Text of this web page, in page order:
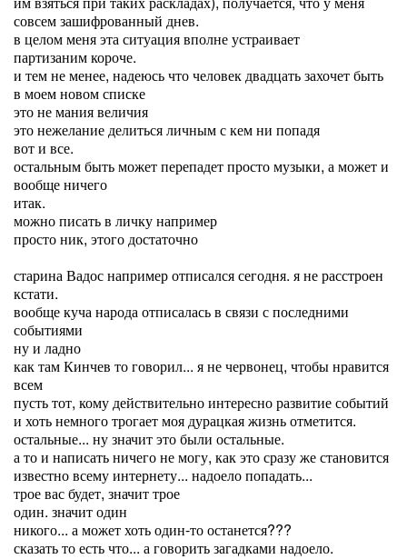
совсем зашифрованный днев.
в целом меня эта ситуация вполне устраивает
партизаним короче.
и тем не менее, надеюсь что человек двадцать захочет быть
в моем новом списке
это не мания величия
это нежелание делиться личным с кем ни попадя
вот и все.
остальным быть может перепадет просто музыки, а может и
вообще ничего
итак.
можно писать в личку например
просто ник, этого достаточно
старина Вадос например отписался сегодня. я не расстроен
кстати.
вообще куча народа отписалась в связи с последними
событиями
ну и ладно
как там Кинчев то говорил... я не червонец, чтобы нравится
всем
пусть тот, кому действительно интересно развитие событий
и хоть немного трогает моя дурацкая жизнь отметится.
остальные... ну значит это были остальные.
а то и написать ничего не могу, как это сразу же становится
известно всему интернету... надоело попадать...
трое вас будет, значит трое
один. значит один
никого... а может хоть один-то останется???
сказать то есть что... а говорить загадками надоело.